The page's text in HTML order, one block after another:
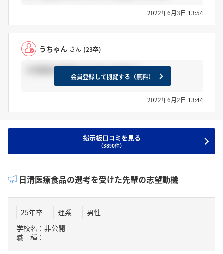
2022年6月3日 13:54
うちゃん さん (23卒)
2次面接の結果きてる方いますか？
会員登録して閲覧する（無料）
2022年6月2日 13:44
掲示板口コミを見る
（3890件）
日清医療食品の選考を受けた先輩の志望動機
25年卒 理系
男性
学校名：非公開
職 種：